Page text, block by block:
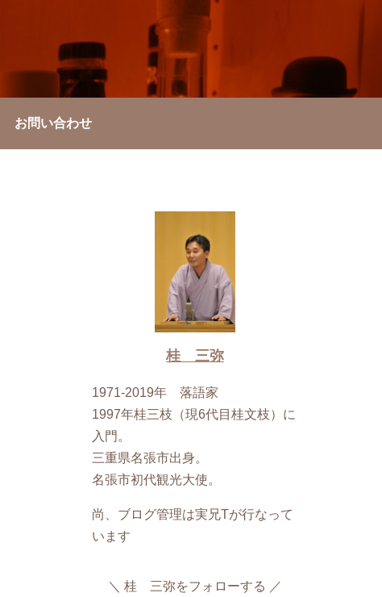
お問い合わせ
桂 三弥
1971-2019年 落語家
1997年桂三枝（現6代目桂文枝）に
入門。
三重県名張市出身。
名張市初代観光大使。
尚、ブログ管理は実兄Tが行なって
います
桂 三弥をフォローする